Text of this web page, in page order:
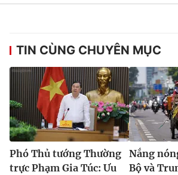
TIN CÙNG CHUYÊN MỤC
Phó Thủ tướng Thường
trực Phạm Gia Túc: Ưu
Nắng
Bộ và